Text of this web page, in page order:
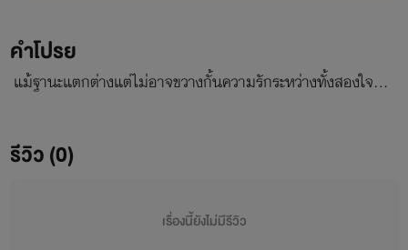
คำโปรย
แม้ฐานะแตกต่างแต่ไม่อาจขวางกั้นความรักระหว่างทั้งสองใจ…
รีวิว (0)
เรื่องนี้ยังไม่มีรีวิว